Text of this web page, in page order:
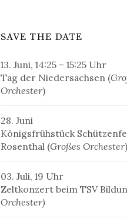
SAVE THE DATE
13. Juni, 14:25 – 15:25 Uhr
Tag der Niedersachsen (
Orchester)
28. Juni
Königsfrühstück
Rosenthal (Großes Orchester)
03. Juli, 19 Uhr
Zeltkonzert beim TSV
Orchester)